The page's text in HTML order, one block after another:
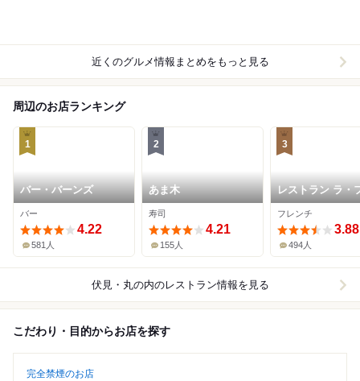
近くのグルメ情報まとめをもっと見る
周辺のお店ランキング
1
バー・バーンズ
バー
4.22
581人
2
あま木
寿司
4.21
155人
3
レストラン ラ・
レゾン・ドゥ・
チ
フレンチ
3.88
494人
伏見・丸の内のレストラン情報を見る
こだわり・目的からお店を探す
完全禁煙のお店